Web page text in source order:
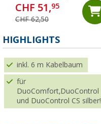
CHF 51,95
CHF 62,50
HIGHLIGHTS
inkl. 6 m Kabelbaum
für
DuoComfort,DuoControl
und DuoControl CS silber!